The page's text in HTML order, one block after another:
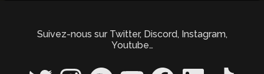
Suivez-nous sur Twitter, Discord, Instagram,
Youtube…
Twitter InstagramSpotify YouTube FacebookLinkedIn TikTok